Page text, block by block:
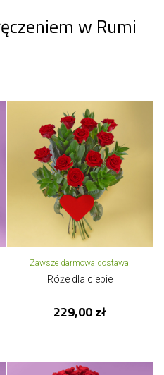
w Rumi
Zawsze darmowa dostawa!
Róże dla ciebie
229,00 zł